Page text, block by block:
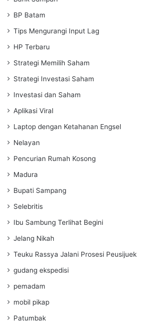
BP Batam
Tips Mengurangi Input Lag
HP Terbaru
Strategi Memilih Saham
Strategi Investasi Saham
Investasi dan Saham
Aplikasi Viral
Laptop dengan Ketahanan Engsel
Nelayan
Pencurian Rumah Kosong
Madura
Bupati Sampang
Selebritis
Ibu Sambung Terlihat Begini
Jelang Nikah
Teuku Rassya Jalani Prosesi Peusijuek
gudang ekspedisi
pemadam
mobil pikap
Patumbak